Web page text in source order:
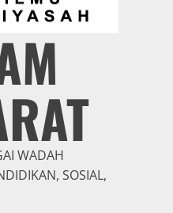
WADAH
SOSIAL,